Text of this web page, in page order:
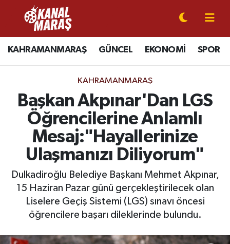
KAHRAMANMARAŞ GÜNCEL EKONOMİ SPOR
KAHRAMANMARAŞ
Başkan Akpınar'Dan LGS
Öğrencilerine Anlamlı
Mesaj:"Hayallerinize
Ulaşmanızı Diliyorum"
Dulkadiroğlu Belediye Başkanı Mehmet Akpınar,
15 Haziran Pazar günü gerçekleştirilecek olan
Liselere Geçiş Sistemi (LGS) sınavı öncesi
öğrencilere başarı dileklerinde bulundu.
CANLI YAYIN
KAHRAMANMARAŞ
SPOR
SİYASET
EKONOMİ
GÜNDEM
MAGAZİN
Kahramanmaraş Nöbetçi Eczaneler
Kahramanmaraş Hava Durumu
Kahramanmaraş Trafik Yoğunluk Haritası
Süper Lig Puan Durumu ve Fikstür
Tüm Manşetler
Son Dakika Haberleri
Haber Arşivi